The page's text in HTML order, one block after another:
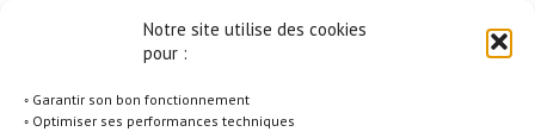
Notre site utilise des cookies
pour :
◦ Garantir son bon fonctionnement
◦ Optimiser ses performances techniques